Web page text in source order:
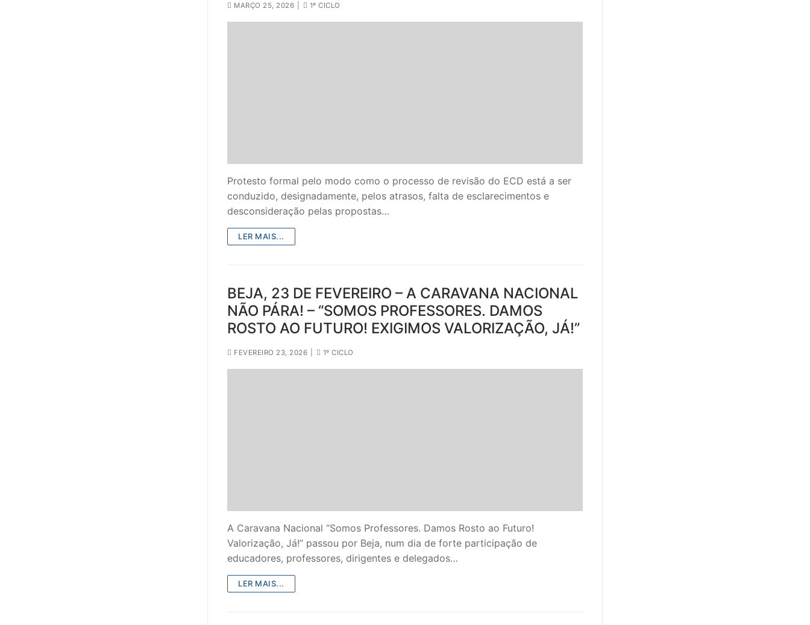
MARÇO 25, 2026 1º CICLO
Protesto formal pelo modo como o processo de revisão do ECD está a ser
conduzido, designadamente, pelos atrasos, falta de esclarecimentos e
desconsideração pelas propostas…
LER MAIS...
BEJA, 23 DE FEVEREIRO – A CARAVANA NACIONAL
NÃO PÁRA! – “SOMOS PROFESSORES. DAMOS
ROSTO AO FUTURO! EXIGIMOS VALORIZAÇÃO, JÁ!”
FEVEREIRO 23, 2026 1º CICLO
A Caravana Nacional “Somos Professores. Damos Rosto ao Futuro!
Valorização, Já!” passou por Beja, num dia de forte participação de
educadores, professores, dirigentes e delegados…
LER MAIS...